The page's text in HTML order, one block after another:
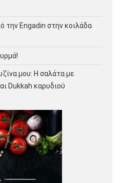
την Engadin στην κοιλάδα
μου: Η σαλάτα με
Dukkah καρυδιού